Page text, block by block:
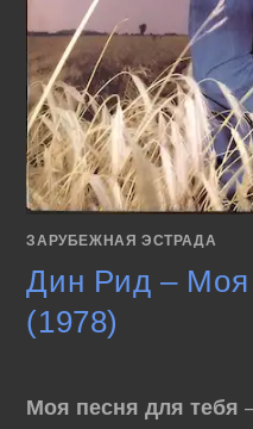
ЗАРУБЕЖНАЯ ЭСТРАДА
Дин Рид – Моя
(1978)
Моя песня для тебя